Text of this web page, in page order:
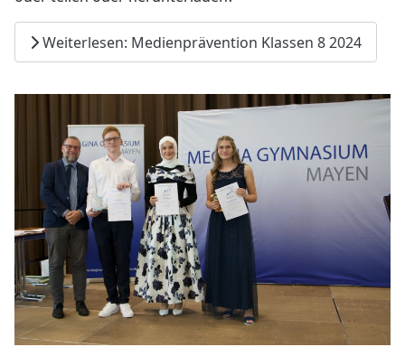
Weiterlesen: Medienprävention Klassen 8 2024